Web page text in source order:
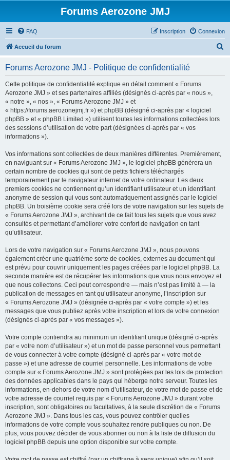
Forums Aerozone JMJ
FAQ Connexion
Inscription
Accueil du forum
Forums Aerozone JMJ - Politique de confidentialité
Cette politique de confidentialité explique en détail comment « Forums
Aerozone JMJ » et ses partenaires affiliés (désignés ci-après par « nous »,
« notre », « nos », « Forums Aerozone JMJ » et
« https://forums.aerozonejmj.fr ») et phpBB (désigné ci-après par « logiciel
phpBB » et « phpBB Limited ») utilisent toutes les informations collectées lors
des sessions d’utilisation de votre part (désignées ci-après par « vos
informations »).
Vos informations sont collectées de deux manières différentes. Premièrement,
en naviguant sur « Forums Aerozone JMJ », le logiciel phpBB génèrera un
certain nombre de cookies qui sont de petits fichiers téléchargés
temporairement par le navigateur internet de votre ordinateur. Les deux
premiers cookies ne contiennent qu’un identifiant utilisateur et un identifiant
anonyme de session qui vous sont automatiquement assignés par le logiciel
phpBB. Un troisième cookie sera créé lors de votre navigation sur les sujets de
« Forums Aerozone JMJ », archivant de ce fait tous les sujets que vous avez
consultés et permettant d’améliorer votre confort de navigation en tant
qu’utilisateur.
Lors de votre navigation sur « Forums Aerozone JMJ », nous pouvons
également créer une quatrième sorte de cookies, externes au document qui
est prévu pour couvrir uniquement les pages créées par le logiciel phpBB. La
seconde manière est de récupérer les informations que vous nous envoyez et
que nous collectons. Ceci peut correspondre — mais n’est pas limité à — la
publication de messages en tant qu’utilisateur anonyme, l’inscription sur
« Forums Aerozone JMJ » (désignée ci-après par « votre compte ») et les
messages que vous publiez après votre inscription et lors de votre connexion
(désignés ci-après par « vos messages »).
Votre compte contiendra au minimum un identifiant unique (désigné ci-après
par « votre nom d’utilisateur ») et un mot de passe personnel vous permettant
de vous connecter à votre compte (désigné ci-après par « votre mot de
passe ») et une adresse de courriel personnelle. Les informations de votre
compte sur « Forums Aerozone JMJ » sont protégées par les lois de protection
des données applicables dans le pays qui héberge notre serveur. Toutes les
informations, en-dehors de votre nom d’utilisateur, de votre mot de passe et de
votre adresse de courriel requis par « Forums Aerozone JMJ » durant votre
inscription, sont obligatoires ou facultatives, à la seule discrétion de « Forums
Aerozone JMJ ». Dans tous les cas, vous pouvez contrôler quelles
informations de votre compte vous souhaitez rendre publiques ou non. De
plus, vous pouvez décider de vous abonner ou non à la liste de diffusion du
logiciel phpBB depuis une option disponible sur votre compte.